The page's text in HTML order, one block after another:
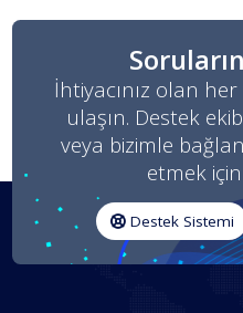
İhtiyacınız olan
ulaşın. Destek
veya bizimle
etmek
Destek Sistemi